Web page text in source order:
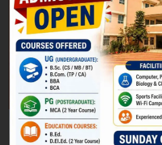
नीर_का_तीर
मध्यप्रदेश
विदेश
उत्तर प्रदेश